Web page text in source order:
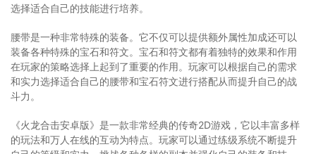
选择适合自己的技能进行培养。
腰带是一种非常特殊的装备。它不仅可以提供额外属性加成还可以
装备各种特殊的宝石和符文。宝石和符文都有着独特的效果和作用
在玩家的策略选择上起到了重要的作用。玩家可以根据自己的需求
和实力选择适合自己的腰带和宝石符文进行搭配从而提升自己的战
斗力。
《火龙合击安卓版》是一款非常经典的传奇2D游戏，它以丰富多样
的玩法和万人在线的互动为特点。玩家可以通过练级系统不断提升